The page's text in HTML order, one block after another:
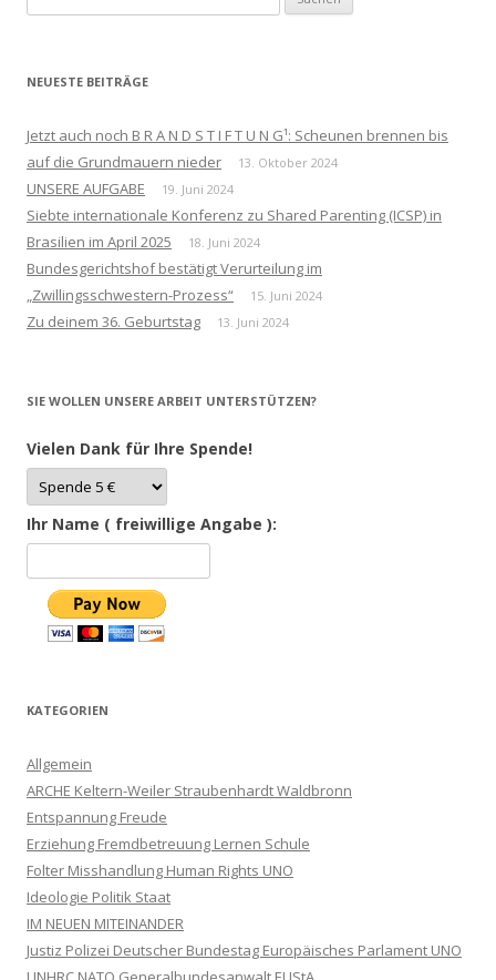
nach:
NEUESTE BEITRÄGE
Jetzt auch noch B R A N D S T I F T U N G¹: Scheunen brennen bis
auf die Grundmauern nieder
13. Oktober 2024
UNSERE AUFGABE 19. Juni 2024
Siebte internationale Konferenz zu Shared Parenting (ICSP) in
Brasilien im April 2025
18. Juni 2024
Bundesgerichtshof bestätigt Verurteilung im
„Zwillingsschwestern-Prozess“
15. Juni 2024
Zu deinem 36. Geburtstag 13. Juni 2024
SIE WOLLEN UNSERE ARBEIT UNTERSTÜTZEN?
Vielen Dank für Ihre Spende!
Ihr Name ( freiwillige Angabe ):
KATEGORIEN
Allgemein
ARCHE Keltern-Weiler Straubenhardt Waldbronn
Entspannung Freude
Erziehung Fremdbetreuung Lernen Schule
Folter Misshandlung Human Rights UNO
Ideologie Politik Staat
IM NEUEN MITEINANDER
Justiz Polizei Deutscher Bundestag Europäisches Parlament UNO